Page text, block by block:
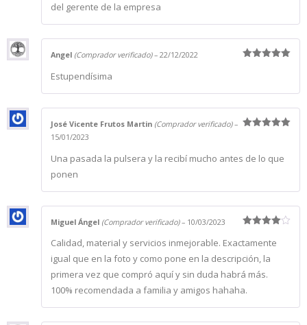
del gerente de la empresa
Angel (Comprador verificado) – 22/12/2022
Estupendísima
José Vicente Frutos Martin (Comprador verificado) –
15/01/2023
Una pasada la pulsera y la recibí mucho antes de lo que
ponen
con4de
Miguel Ángel (Comprador verificado) – 10/03/2023
Calidad, material y servicios inmejorable. Exactamente
igual que en la foto y como pone en la descripción, la
primera vez que compró aquí y sin duda habrá más.
100% recomendada a familia y amigos hahaha.